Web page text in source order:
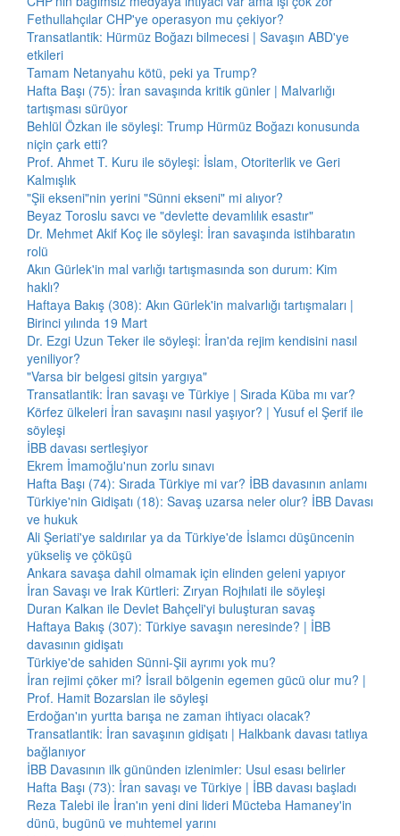
Fethullahçılar CHP'ye operasyon mu çekiyor?
Transatlantik: Hürmüz Boğazı bilmecesi | Savaşın ABD'ye
etkileri
Tamam Netanyahu kötü, peki ya Trump?
Hafta Başı (75): İran savaşında kritik günler | Malvarlığı
tartışması sürüyor
Behlül Özkan ile söyleşi: Trump Hürmüz Boğazı konusunda
niçin çark etti?
Prof. Ahmet T. Kuru ile söyleşi: İslam, Otoriterlik ve Geri
Kalmışlık
"Şii ekseni"nin yerini "Sünni ekseni" mi alıyor?
Beyaz Toroslu savcı ve "devlette devamlılık esastır"
Dr. Mehmet Akif Koç ile söyleşi: İran savaşında istihbaratın
rolü
Akın Gürlek'in mal varlığı tartışmasında son durum: Kim
haklı?
Haftaya Bakış (308): Akın Gürlek'in malvarlığı tartışmaları |
Birinci yılında 19 Mart
Dr. Ezgi Uzun Teker ile söyleşi: İran'da rejim kendisini nasıl
yeniliyor?
"Varsa bir belgesi gitsin yargıya"
Transatlantik: İran savaşı ve Türkiye | Sırada Küba mı var?
Körfez ülkeleri İran savaşını nasıl yaşıyor? | Yusuf el Şerif ile
söyleşi
İBB davası sertleşiyor
Ekrem İmamoğlu'nun zorlu sınavı
Hafta Başı (74): Sırada Türkiye mi var? İBB davasının anlamı
Türkiye'nin Gidişatı (18): Savaş uzarsa neler olur? İBB Davası
ve hukuk
Ali Şeriati'ye saldırılar ya da Türkiye'de İslamcı düşüncenin
yükseliş ve çöküşü
Ankara savaşa dahil olmamak için elinden geleni yapıyor
İran Savaşı ve Irak Kürtleri: Zıryan Rojhılati ile söyleşi
Duran Kalkan ile Devlet Bahçeli'yi buluşturan savaş
Haftaya Bakış (307): Türkiye savaşın neresinde? | İBB
davasının gidişatı
Türkiye'de sahiden Sünni-Şii ayrımı yok mu?
İran rejimi çöker mi? İsrail bölgenin egemen gücü olur mu? |
Prof. Hamit Bozarslan ile söyleşi
Erdoğan'ın yurtta barışa ne zaman ihtiyacı olacak?
Transatlantik: İran savaşının gidişatı | Halkbank davası tatlıya
bağlanıyor
İBB Davasının ilk gününden izlenimler: Usul esası belirler
Hafta Başı (73): İran savaşı ve Türkiye | İBB davası başladı
Reza Talebi ile İran'ın yeni dini lideri Mücteba Hamaney'in
dünü, bugünü ve muhtemel yarını